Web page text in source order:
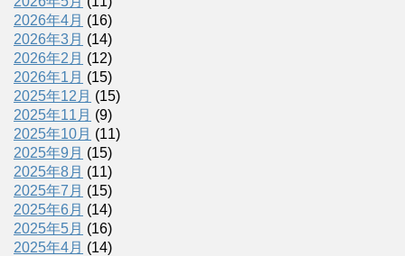
2026年4月 (16)
2026年3月 (14)
2026年2月 (12)
2026年1月 (15)
2025年12月 (15)
2025年11月 (9)
2025年10月 (11)
2025年9月 (15)
2025年8月 (11)
2025年7月 (15)
2025年6月 (14)
2025年5月 (16)
2025年4月 (14)